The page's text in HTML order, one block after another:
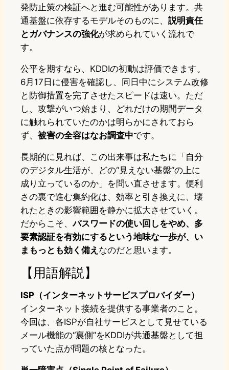
発防止策の検証へと進む可能性があります。共
通基盤に依存するモデルそのものに、 説明責任
とガバナンスの強化が求められていく流れで
す。
公平を期すなら、KDDIの初動は評価できます。
6月17日に侵害を確認し、同日中にシステム改修
と防御措置を完了させたスピードは速い。ただ
し、攻撃がいつ始まり、どれだけの期間データ
に触れられていたのかは明らかにされておら
ず、 被害の全容はなお調査中です。
長期的に見れば、この出来事は私たちに「自分
のデジタル生活が、どの“見えない基盤”の上に
成り立っているのか」を問い直させます。便利
さの裏で進む集約化は、効率と引き換えに、壊
れたときの影響範囲を静かに拡大させていく。
だからこそ、パスワードの使い回しをやめ、多
要素認証を有効にするという地味な一歩が、い
まもっとも効く備え なのだと思います。
【用語解説】
ISP（インターネットサービスプロバイダー）
インターネット接続を提供する事業者のこと。
今回は、各ISPが自社サービスとして見せている
メール機能の“裏側”をKDDIが共通基盤として担
っていた点が問題の核となった。